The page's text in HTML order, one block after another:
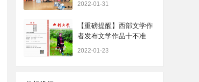
2022-01-31
【重磅提醒】西部文学作
者发布文学作品十不准
2022-01-23